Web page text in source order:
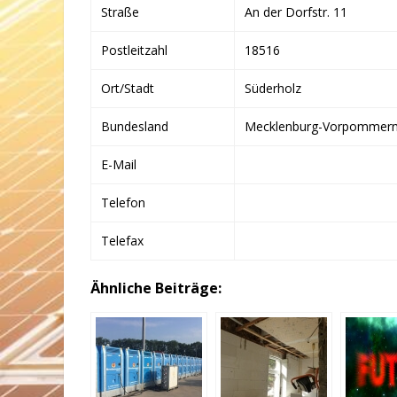
Straße An der Dorfstr. 11
Postleitzahl 18516
Ort/Stadt Süderholz
Bundesland Mecklenburg-
E-Mail
Telefon
Telefax
Ähnliche Beiträge: